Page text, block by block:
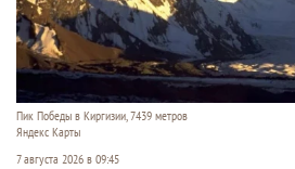
Пик Победы в Киргизии, 7439 метров
Яндекс Карты
7 августа 2026 в 09:45